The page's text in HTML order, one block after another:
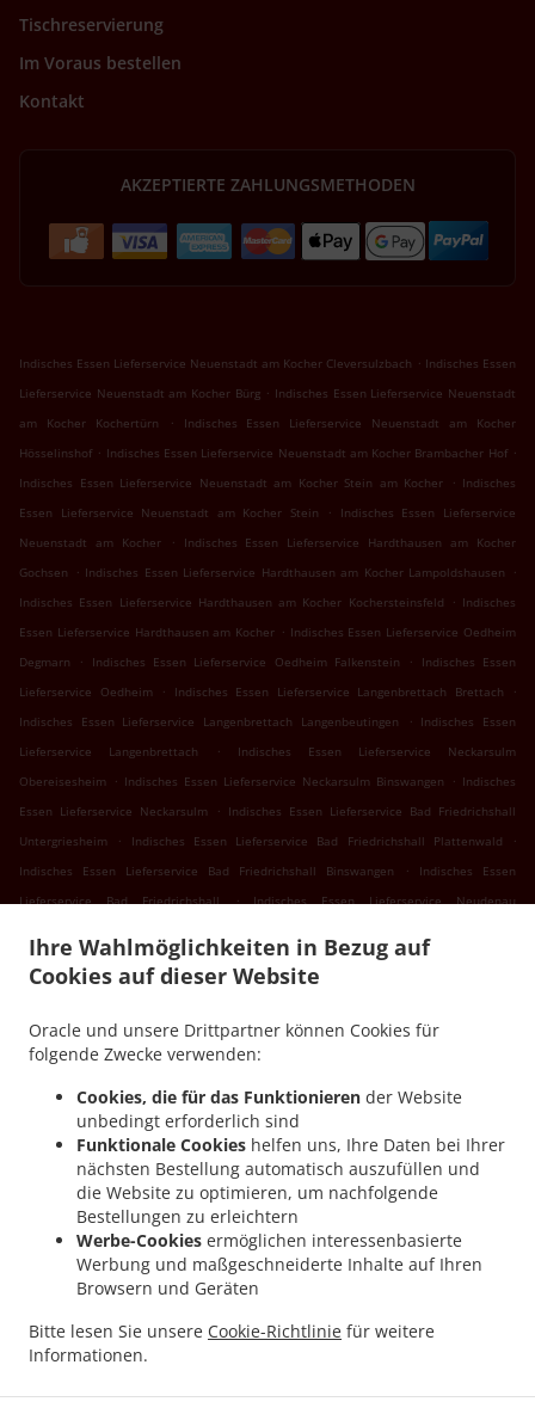
Ihre Wahlmöglichkeiten in Bezug auf
Cookies auf dieser Website
Oracle und unsere Drittpartner können Cookies für
folgende Zwecke verwenden:
Cookies, die für das Funktionieren der Website
unbedingt erforderlich sind
Funktionale Cookies helfen uns, Ihre Daten bei Ihrer
nächsten Bestellung automatisch auszufüllen und
die Website zu optimieren, um nachfolgende
Bestellungen zu erleichtern
Werbe-Cookies ermöglichen interessenbasierte
Werbung und maßgeschneiderte Inhalte auf Ihren
Browsern und Geräten
Bitte lesen Sie unsere Cookie-Richtlinie für weitere
Informationen.
Tischreservierung
Im Voraus bestellen
Kontakt
AKZEPTIERTE ZAHLUNGSMETHODEN
Indisches Essen Lieferservice Neuenstadt am Kocher Cleversulzbach . Indisches Essen
Lieferservice Neuenstadt am Kocher Bürg . Indisches Essen Lieferservice Neuenstadt
am Kocher Kochertürn
.
Indisches Essen Lieferservice Neuenstadt am Kocher
Hösselinshof . Indisches Essen Lieferservice Neuenstadt am Kocher Brambacher Hof .
Indisches Essen Lieferservice Neuenstadt am Kocher Stein am Kocher
. Indisches
Essen Lieferservice Neuenstadt am Kocher Stein
.
Indisches Essen Lieferservice
Neuenstadt am Kocher
.
Indisches Essen Lieferservice Hardthausen am Kocher
Gochsen
. Indisches Essen Lieferservice Hardthausen am Kocher Lampoldshausen
.
Indisches Essen Lieferservice Hardthausen am Kocher Kochersteinsfeld
. Indisches
Essen Lieferservice Hardthausen am Kocher . Indisches Essen Lieferservice Oedheim
Degmarn
. Indisches Essen Lieferservice Oedheim Falkenstein .
Indisches Essen
Lieferservice Oedheim
. Indisches Essen Lieferservice Langenbrettach Brettach
.
Indisches Essen Lieferservice Langenbrettach Langenbeutingen
. Indisches Essen
Lieferservice Langenbrettach
.
Indisches Essen Lieferservice Neckarsulm
Obereisesheim
. Indisches Essen Lieferservice Neckarsulm Binswangen . Indisches
Essen Lieferservice Neckarsulm
. Indisches Essen Lieferservice Bad Friedrichshall
Untergriesheim
. Indisches Essen Lieferservice Bad Friedrichshall Plattenwald
.
Indisches Essen Lieferservice Bad Friedrichshall Binswangen
.
Indisches Essen
Lieferservice Bad Friedrichshall
.
Indisches Essen Lieferservice Neudenau
Lieferservice Neudenau Reichertshausen . Indisches Essen Lieferservice Neudenau
Erlenbach
Indisches Essen Lieferservice Eberstadt Buchhorn
Indisches Essen
Lieferservice Eberstadt Lennach-Buchhorn
Lieferservice Eberstadt Hölzern
. .
Essen Lieferservice Weinsberg Gellmersbach
Indisches Essen Lieferservice
Weinsberg . Indisches Essen Lieferservice Bretzfeld Unterheimbach . Indisches Essen
Lieferservice Bretzfeld Siebeneich
.
Indisches Essen Lieferservice Bretzfeld
. Indisches Essen Lieferservice Bretzfeld
Gundelsheim Untergriesheim
.
Indisches Essen Lieferservice Gundelsheim
Obergriesheim
. Indisches Essen Lieferservice Gundelsheim
Indisches Essen Lieferservice Untereisesheim
.